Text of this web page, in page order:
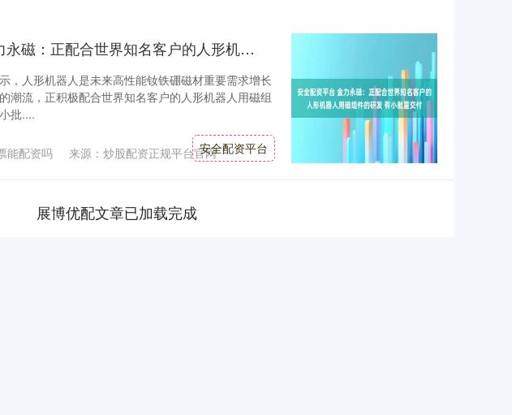
安全配资平台 金力永磁：正配合世界知名客户的人形机器人用磁组件的研发 有小批量交付
，人形机器人是未来高性能钕铁硼磁材重要需求增长
潮流，正积极配合世界知名客户的人形机器人用磁组
批....
安全配资平台
来源：炒股配资正规平台官网
能配资吗
展博优配文章已加载完成